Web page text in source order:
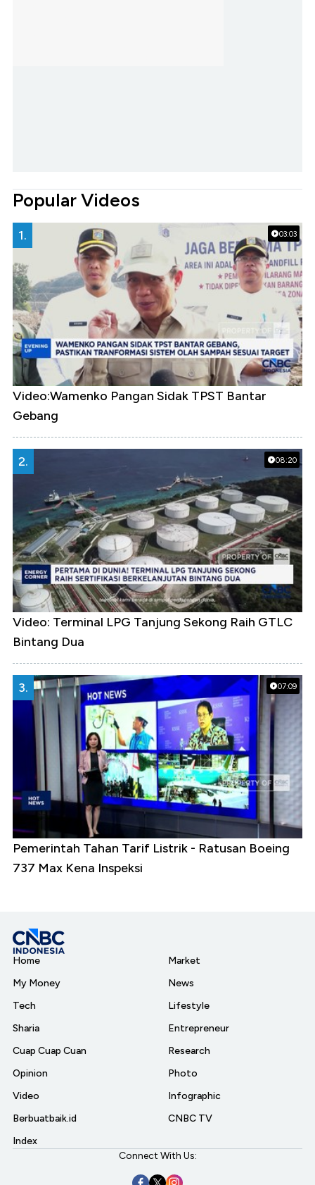
Popular Videos
03:03
1.
Video:Wamenko Pangan Sidak TPST Bantar
Gebang
08:20
2.
Video: Terminal LPG Tanjung Sekong Raih GTLC
Bintang Dua
07:09
3.
Pemerintah Tahan Tarif Listrik - Ratusan Boeing
737 Max Kena Inspeksi
Home
My Money
Tech
Sharia
Cuap Cuap Cuan
Opinion
Video
Berbuatbaik.id
Index
Market
News
Lifestyle
Entrepreneur
Research
Photo
Infographic
CNBC TV
Connect With Us: